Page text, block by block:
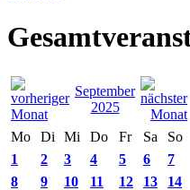
September
2025
Mo
Di Mi Do Fr Sa
So
1
2 3 4 5 6
7
8
9 10 11 12 13
14